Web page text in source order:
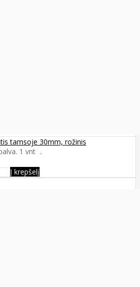
tamsoje 30mm, rožinis
1 vnt ..
Į krepšelį